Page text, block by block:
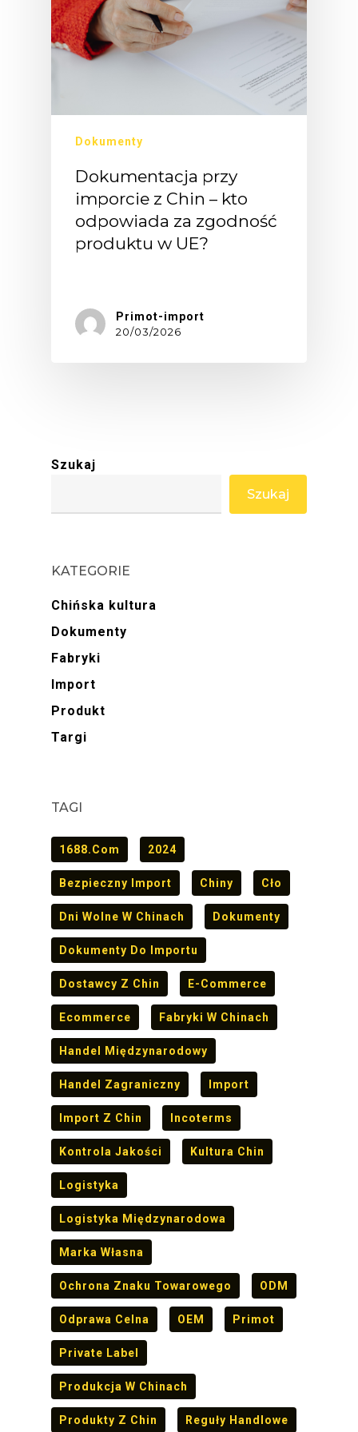
Dokumenty
Dokumentacja przy
imporcie z Chin – kto
odpowiada za zgodność
produktu w UE?
Primot-import
20/03/2026
Szukaj
Szukaj
KATEGORIE
Chińska kultura
Dokumenty
Fabryki
Import
Produkt
Targi
TAGI
1688.com 2024
Bezpieczny Import Chiny Cło
Dni Wolne W Chinach Dokumenty
Dokumenty Do Importu
Dostawcy Z Chin E-Commerce
Ecommerce Fabryki W Chinach
Handel Międzynarodowy
Handel Zagraniczny Import
Import Z Chin Incoterms
Kontrola Jakości Kultura Chin
Logistyka
Logistyka Międzynarodowa
Marka Własna
Ochrona Znaku Towarowego ODM
Odprawa Celna OEM Primot
Private Label
Produkcja W Chinach
Produkty Z Chin Reguły Handlowe